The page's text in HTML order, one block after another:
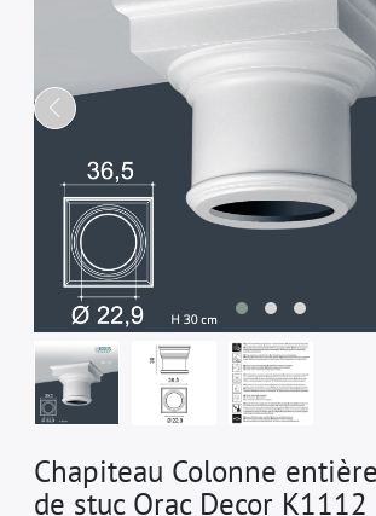
Chapiteau Colonne
de stuc Orac Decor K1112